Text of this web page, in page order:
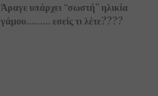
Άραγε υπάρχει “σωστή” ηλικία
γάμου……… εσείς τι λέτε????